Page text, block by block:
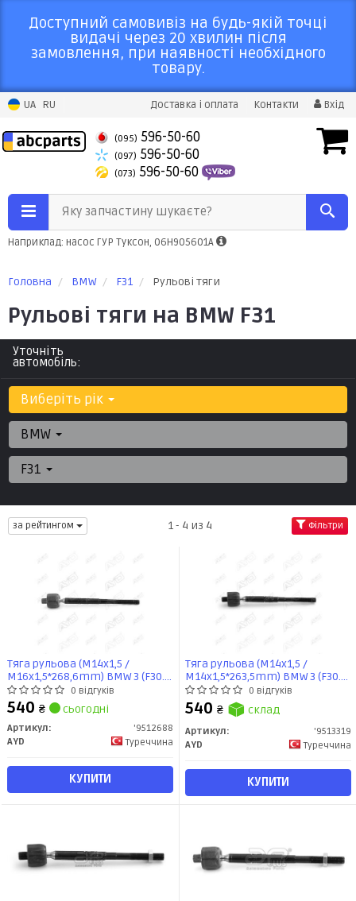
Доступний самовивіз на будь-якій точці
видачі через 20 хвилин після
замовлення, при наявності необхідного
товару.
UA RU Доставка і оплата Контакти Вхід
(095) 596-50-60
(097) 596-50-60
(073) 596-50-60
Яку запчастину шукаєте?
Наприклад: насос ГУР Туксон, 06H905601A
Головна BMW F31 Рульові тяги
Рульові тяги на BMW F31
Уточніть
автомобіль:
Виберіть рік
BMW
F31
за рейтингом 1 - 4 из 4 Фільтри
Тяга рульова (M14x1,5 /
M16x1,5*268,6mm) BMW 3 (F30.
F80) (11-) (9512688) AYD
0 відгуків
540 ₴ сьогодні
Артикул:
'9512688
AYD
Туреччина
КУПИТИ
Тяга рульова (M14x1,5 /
M14x1,5*263,5mm) BMW 3 (F30.
F80) (11-) (9513319) AYD
0 відгуків
540 ₴ склад
Артикул:
'9513319
AYD
Туреччина
КУПИТИ